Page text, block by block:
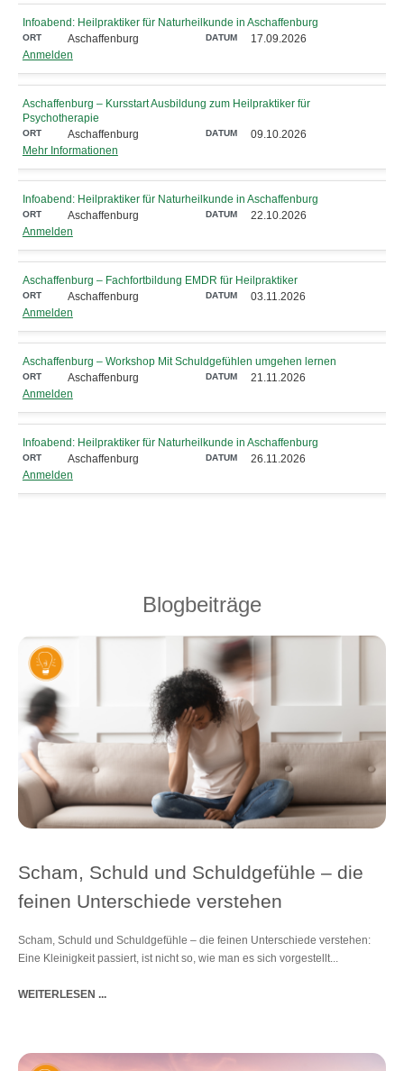
Infoabend: Heilpraktiker für Naturheilkunde in Aschaffenburg
Aschaffenburg
17.09.2026
Anmelden
Aschaffenburg – Kursstart Ausbildung zum Heilpraktiker für
Psychotherapie
Aschaffenburg
09.10.2026
Mehr Informationen
Infoabend: Heilpraktiker für Naturheilkunde in Aschaffenburg
Aschaffenburg
22.10.2026
Anmelden
Aschaffenburg – Fachfortbildung EMDR für Heilpraktiker
Aschaffenburg
03.11.2026
Anmelden
Aschaffenburg – Workshop Mit Schuldgefühlen umgehen lernen
Aschaffenburg
21.11.2026
Anmelden
Infoabend: Heilpraktiker für Naturheilkunde in Aschaffenburg
Aschaffenburg
26.11.2026
Anmelden
Blogbeiträge
Scham, Schuld und Schuldgefühle ‒ die
feinen Unterschiede verstehen
Scham, Schuld und Schuldgefühle ‒ die feinen Unterschiede verstehen:
Eine Kleinigkeit passiert, ist nicht so, wie man es sich vorgestellt...
WEITERLESEN ...